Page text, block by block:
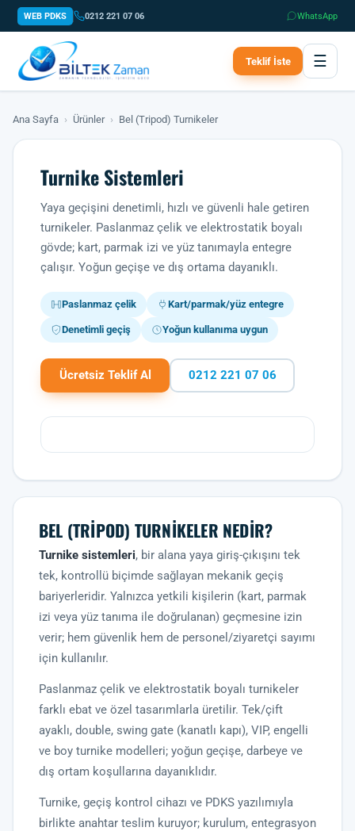
WEB PDKS 0212 221 07 06 WhatsApp
Teklif İste ☰
Ana Sayfa › Ürünler › Bel (Tripod) Turnikeler
Turnike Sistemleri
Yaya geçişini denetimli, hızlı ve güvenli hale getiren
turnikeler. Paslanmaz çelik ve elektrostatik boyalı
gövde; kart, parmak izi ve yüz tanımayla entegre
çalışır. Yoğun geçişe ve dış ortama dayanıklı.
Paslanmaz çelik Kart/parmak/yüz entegre
Denetimli geçiş Yoğun kullanıma uygun
Ücretsiz Teklif Al 0212 221 07 06
BEL (TRIPOD) TURNIKELER NEDIR?
Turnike sistemleri, bir alana yaya giriş-çıkışını tek
tek, kontrollü biçimde sağlayan mekanik geçiş
bariyerleridir. Yalnızca yetkili kişilerin (kart, parmak
izi veya yüz tanıma ile doğrulanan) geçmesine izin
verir; hem güvenlik hem de personel/ziyaretçi sayımı
için kullanılır.
Paslanmaz çelik ve elektrostatik boyalı turnikeler
farklı ebat ve özel tasarımlarla üretilir. Tek/çift
ayaklı, double, swing gate (kanatlı kapı), VIP, engelli
ve boy turnike modelleri; yoğun geçişe, darbeye ve
dış ortam koşullarına dayanıklıdır.
Turnike, geçiş kontrol cihazı ve PDKS yazılımıyla
birlikte anahtar teslim kuruyor; kurulum, entegrasyon